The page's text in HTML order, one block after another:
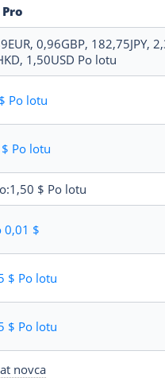
Pro
0,96GBP, 182,75JPY,
1,50USD Po lotu
Po lotu
Po lotu
$ Po lotu
0,01 $
$ Po lotu
$ Po lotu
novca